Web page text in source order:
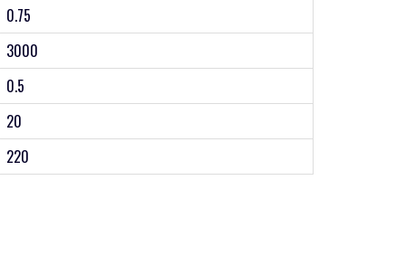
0.75
3000
0.5
20
220